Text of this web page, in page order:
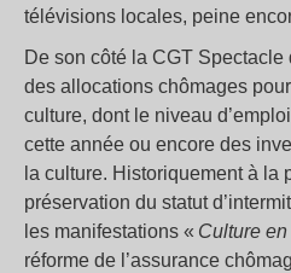
télévisions locales, peine
De son côté la CGT
des allocations chômages
culture, dont le niveau
cette année ou encore des
la culture. Historiquement à la
préservation du statut
les manifestations « Culture
réforme de l’assurance